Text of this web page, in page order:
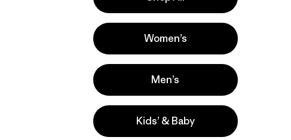
$ 799
Valoración: 4.1 / 5
Compara
Women’s
Men’s
Kids’ & Baby